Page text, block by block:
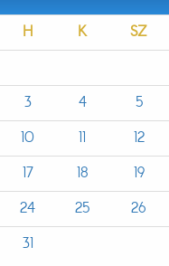
H K SZ
3
4 5
10
11 12
17
18 19
24
25 26
31